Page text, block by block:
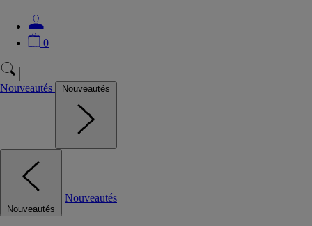
0
Nouveautés Nouveautés
Nouveautés
Nouveautés